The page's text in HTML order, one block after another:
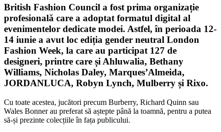
British Fashion Council a fost prima organizație
profesională care a adoptat formatul digital al
evenimentelor dedicate modei. Astfel, în perioada 12-
14 iunie a avut loc ediția gender neutral London
Fashion Week, la care au participat 127 de
designeri, printre care și Ahluwalia, Bethany
Williams, Nicholas Daley, Marques’Almeida,
JORDANLUCA, Robyn Lynch, Mulberry și Rixo.
Cu toate acestea, jucători precum Burberry, Richard Quinn sau
Wales Bonner au preferat să aștepte până la toamnă, pentru a putea
să-și prezinte colecțiile în fața publicului.